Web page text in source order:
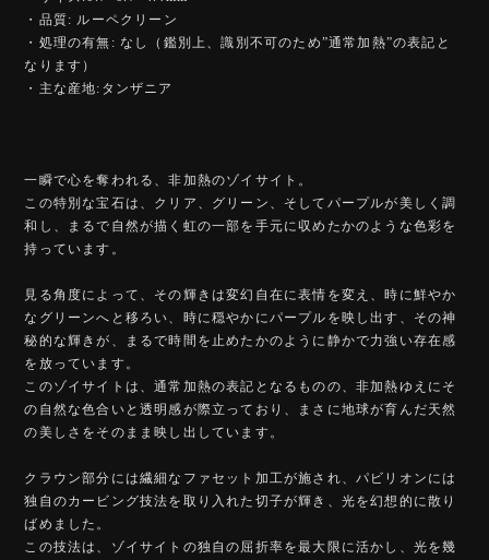
・品質: ルーペクリーン
・処理の有無: なし（鑑別上、識別不可のため”通常加熱”の表記と
なります）
・主な産地:タンザニア
一瞬で心を奪われる、非加熱のゾイサイト。
この特別な宝石は、クリア、グリーン、そしてパープルが美しく調
和し、まるで自然が描く虹の一部を手元に収めたかのような色彩を
持っています。
見る角度によって、その輝きは変幻自在に表情を変え、時に鮮やか
なグリーンへと移ろい、時に穏やかにパープルを映し出す、その神
秘的な輝きが、まるで時間を止めたかのように静かで力強い存在感
を放っています。
このゾイサイトは、通常加熱の表記となるものの、非加熱ゆえにそ
の自然な色合いと透明感が際立っており、まさに地球が育んだ天然
の美しさをそのまま映し出しています。
クラウン部分には繊細なファセット加工が施され、パビリオンには
独自のカービング技法を取り入れた切子が輝き、光を幻想的に散り
ばめました。
この技法は、ゾイサイトの独自の屈折率を最大限に活かし、光を幾